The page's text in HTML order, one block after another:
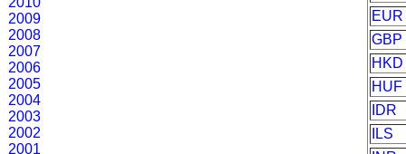
2009
2008
2007
2006
2005
2004
2003
2002
2001
EUR
GBP
HKD
HUF
IDR
ILS